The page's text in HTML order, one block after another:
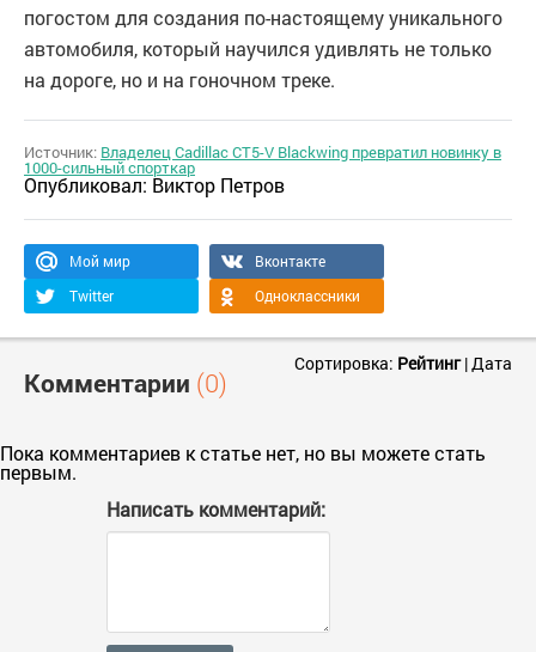
погостом для создания по-настоящему уникального
автомобиля, который научился удивлять не только
на дороге, но и на гоночном треке.
Источник: Владелец Cadillac CT5-V Blackwing превратил новинку в
1000-сильный спорткар
Опубликовал: Виктор Петров
Мой мир
Вконтакте
Twitter
Одноклассники
Комментарии (0)
Сортировка: Рейтинг|Дата
Пока комментариев к статье нет, но вы можете стать
первым.
Написать комментарий: